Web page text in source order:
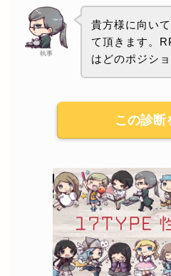
執事
貴方様に向い
て頂きます。
はどのポジシ
この診断